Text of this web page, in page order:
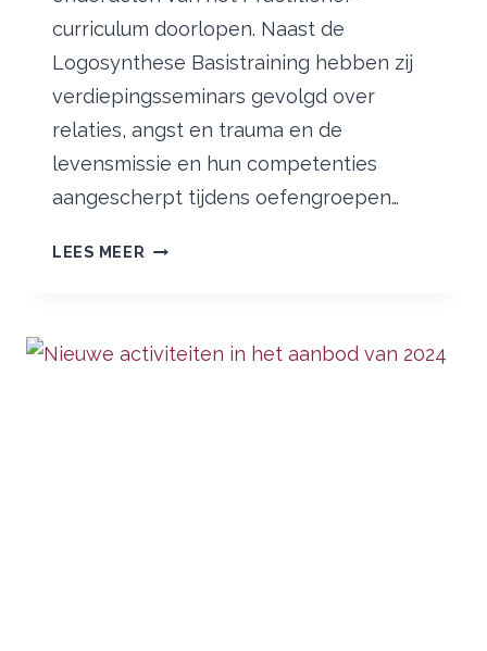
curriculum doorlopen. Naast de
Logosynthese Basistraining hebben zij
verdiepingsseminars gevolgd over
relaties, angst en trauma en de
levensmissie en hun competenties
aangescherpt tijdens oefengroepen…
LEES MEER NIEUWE
NEDERLAND